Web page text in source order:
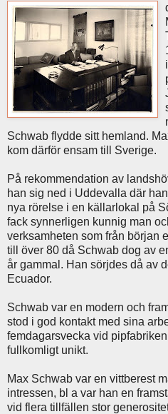
Schwab flydde sitt hemland.
kom därför ensam till Sverige.
På rekommendation av
han sig ned i Uddevalla där
nya rörelse i en källarlokal på
fack synnerligen kunnig man
verksamheten som från början
till över 80 då Schwab dog av
år gammal. Han sörjdes då av
Ecuador.
Schwab var en modern och
stod i god kontakt med sina
femdagarsvecka vid
fullkomligt unikt.
Max Schwab var en vittberest
intressen, bl a var han en
vid flera tillfällen stor